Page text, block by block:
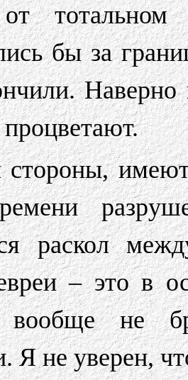
бы за
стороны,
раскол
– это в
вообще не
Я не уверен,